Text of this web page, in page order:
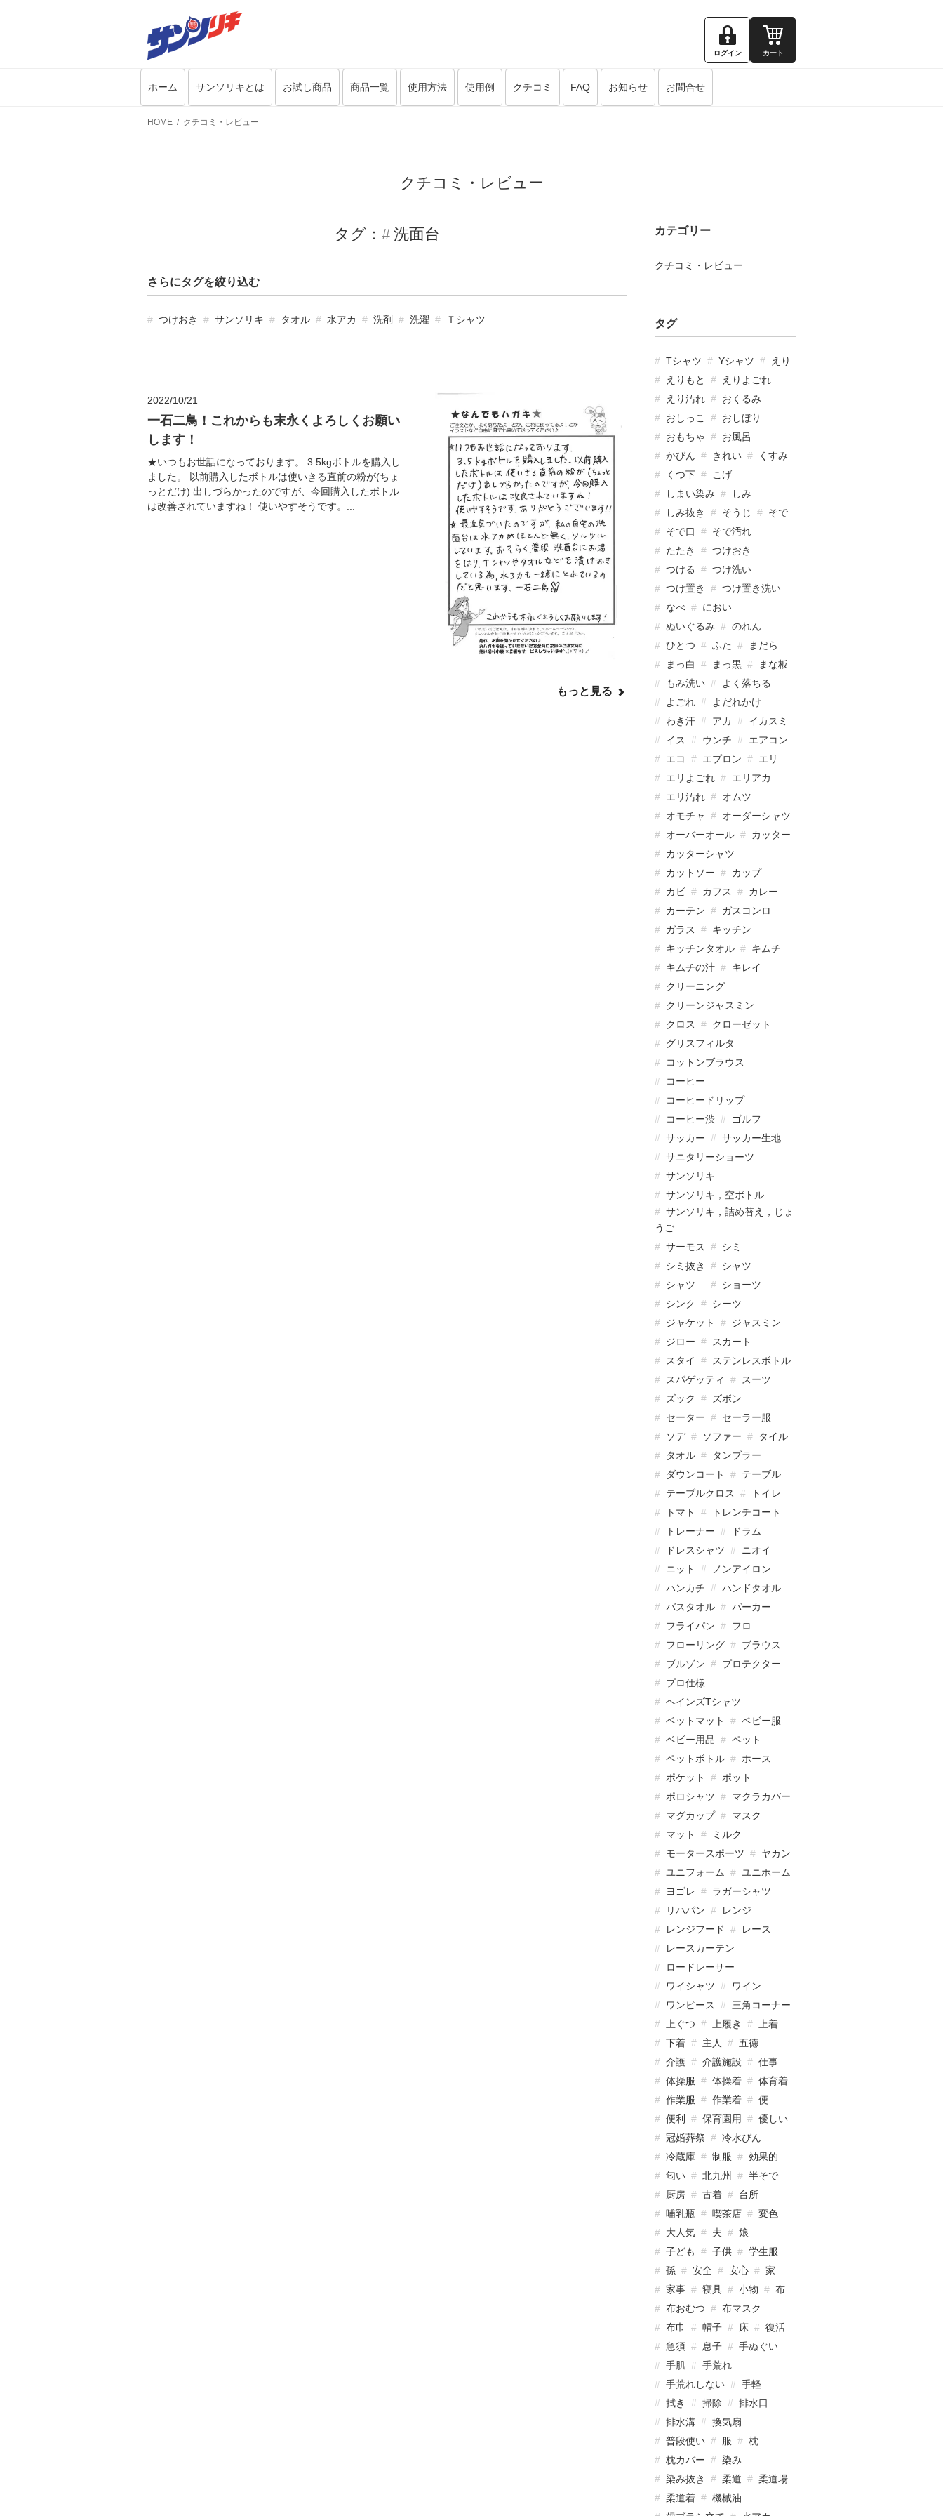
ログイン カート
ホーム サンソリキとは お試し商品 商品一覧 使用方法 使用例 クチコミ FAQ お知らせ お問合せ
HOME クチコミ・レビュー
クチコミ・レビュー
タグ： 洗面台
さらにタグを絞り込む
つけおき サンソリキ タオル 水アカ 洗剤 洗濯 Ｔシャツ
2022/10/21
一石二鳥！これからも末永くよろしくお願い
します！
★いつもお世話になっております。 3.5kgボトルを購入し
ました。 以前購入したボトルは使いきる直前の粉が(ちょ
っとだけ) 出しづらかったのですが、今回購入したボトル
は改善されていますね！ 使いやすそうです。...
もっと見る
カテゴリー
クチコミ・レビュー
タグ
Tシャツ Yシャツ
えり
えりもと
えりよごれ
えり汚れ
おくるみ
おしっこ
おしぼり
おもちゃ
お風呂
かびん
きれい
くすみ
くつ下
こげ
しまい染み
しみ
しみ抜き
そうじ
そで
そで口
そで汚れ
たたき
つけおき
つける
つけ洗い
つけ置き
つけ置き洗い
なべ
におい
ぬいぐるみ
のれん
ひとつ
ふた
まだら
まっ白
まっ黒
まな板
もみ洗い
よく落ちる
よごれ
よだれかけ
わき汗
アカ
イカスミ
イス
ウンチ
エアコン
エコ
エプロン
エリ
エリよごれ
エリアカ
エリ汚れ
オムツ
オモチャ
オーダーシャツ
オーバーオール
カッター
カッターシャツ
カットソー
カップ
カビ
カフス
カレー
カーテン
ガスコンロ
ガラス
キッチン
キッチンタオル
キムチ
キムチの汁
キレイ
クリーニング
クリーンジャスミン
クロス
クローゼット
グリスフィルタ
コットンブラウス
コーヒー
コーヒードリップ
コーヒー渋
ゴルフ
サッカー
サッカー生地
サニタリーショーツ
サンソリキ
サンソリキ，空ボトル
サンソリキ，詰め替え，じょ
うご
サーモス
シミ
シミ抜き
シャツ
シャツ
ショーツ
シンク
シーツ
ジャケット
ジャスミン
ジロー
スカート
スタイ
ステンレスボトル
スパゲッティ
スーツ
ズック
ズボン
セーター
セーラー服
ソデ
ソファー
タイル
タオル
タンブラー
ダウンコート
テーブル
テーブルクロス
トイレ
トマト
トレンチコート
トレーナー
ドラム
ドレスシャツ
ニオイ
ニット
ノンアイロン
ハンカチ
ハンドタオル
バスタオル
パーカー
フライパン
フロ
フローリング
ブラウス
ブルゾン
プロテクター
プロ仕様
ヘインズTシャツ
ベットマット
ベビー服
ベビー用品
ペット
ペットボトル
ホース
ポケット
ポット
ポロシャツ
マクラカバー
マグカップ
マスク
マット
ミルク
モータースポーツ
ヤカン
ユニフォーム
ユニホーム
ヨゴレ
ラガーシャツ
リハパン
レンジ
レンジフード
レース
レースカーテン
ロードレーサー
ワイシャツ
ワイン
ワンピース
三角コーナー
上ぐつ
上履き
上着
下着
主人
五徳
介護
介護施設
仕事
体操服
体操着
体育着
作業服
作業着
便
便利
保育園用
優しい
冠婚葬祭
冷水びん
冷蔵庫
制服
効果的
匂い
北九州
半そで
厨房
古着
台所
哺乳瓶
喫茶店
変色
大人気
夫
娘
子ども
子供
学生服
孫
安全 安心
家
家事
寝具 小物
布
布おむつ
布マスク
布巾
帽子 床
復活
急須
息子
手ぬぐい
手肌
手荒れ
手荒れしない
手軽
拭き
掃除
排水口
排水溝
換気扇
普段使い
服
枕
枕カバー
染み
染み抜き
柔道
柔道場
柔道着
機械油